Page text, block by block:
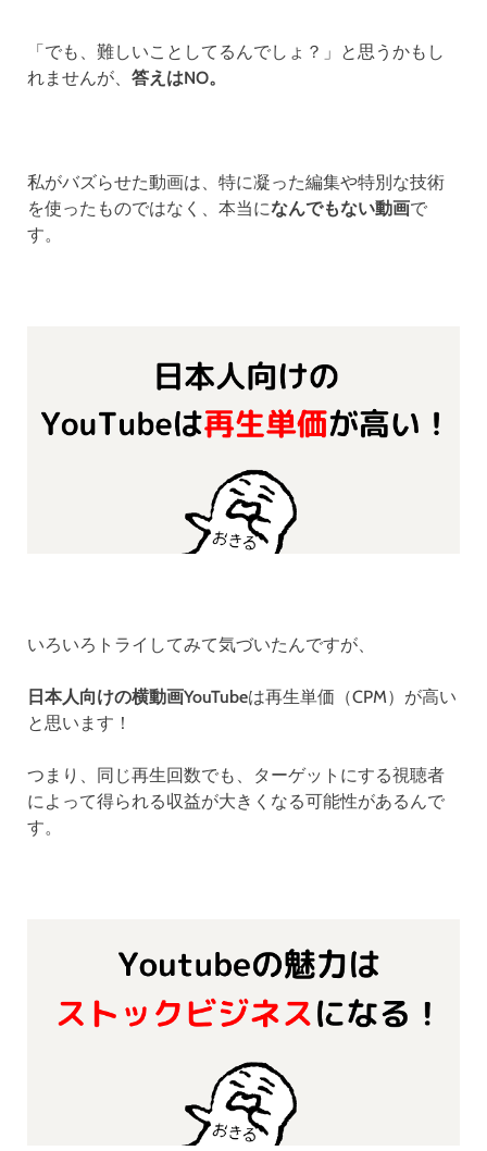
「でも、難しいことしてるんでしょ？」と思うかもし
れませんが、 答えはNO。
私がバズらせた動画は、特に凝った編集や特別な技術
を使ったものではなく、本当になんでもない動画で
す。
いろいろトライしてみて気づいたんですが、
日本人向けの横動画YouTubeは再生単価（CPM）が高い
と思います！
つまり、同じ再生回数でも、ターゲットにする視聴者
によって得られる収益が大きくなる可能性があるんで
す。